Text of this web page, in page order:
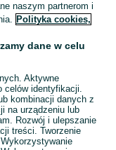
naszym partnerom i
Polityka cookies,
dane w celu
Aktywne
celów identyfikacji.
kombinacji danych z
na urządzeniu lub
Rozwój i ulepszanie
treści. Tworzenie